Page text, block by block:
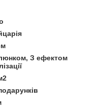
З ефектом